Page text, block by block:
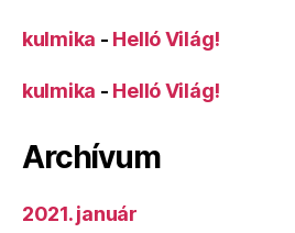
kulmika - Helló Világ!
kulmika - Helló Világ!
Archívum
2021. január